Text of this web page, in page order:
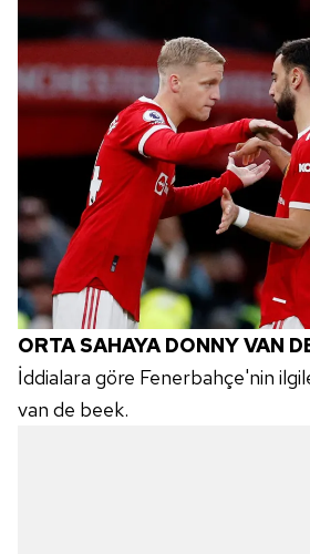
ORTA SAHAYA DONNY VAN
İddialara göre Fenerbahçe'nin
van de beek.